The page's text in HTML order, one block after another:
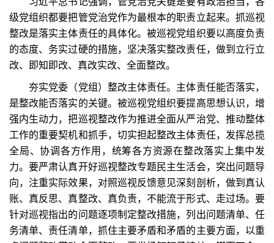
级党组织都要把管党治党作为最根本的职责立起来。抓巡视
整改是落实主体责任的具体化。被巡视党组织要以高度负责
的态度、务实过硬的措施，坚决落实整改责任，做到立行立
改、即知即改、真改实改、全面整改。
夯实党委（党组）整改主体责任。主体责任能否落实，
是整改能否落实的关键。被巡视党组织要提高思想认识，增
强内生动力，把巡视整改作为推进全面从严治党、推动整体
工作的重要契机和抓手，切实担起整改主体责任，发挥总揽
全局、协调各方作用，统筹各方资源在整改落实上集中发
力。要严肃认真开好巡视整改专题民主生活会，突出问题导
向，注重实际效果，对照巡视反馈意见深刻剖析，做到真认
账、真反思、真整改、真负责，不能流于形式、走过场。要
针对巡视指出的问题逐项制定整改措施，列出问题清单、任
务清单、责任清单，抓住主要矛盾和矛盾的主要方面，以重